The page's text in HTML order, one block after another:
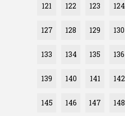
121 122 123 124
127 128 129 130
133 134 135 136
139 140 141 142
145 146 147 148